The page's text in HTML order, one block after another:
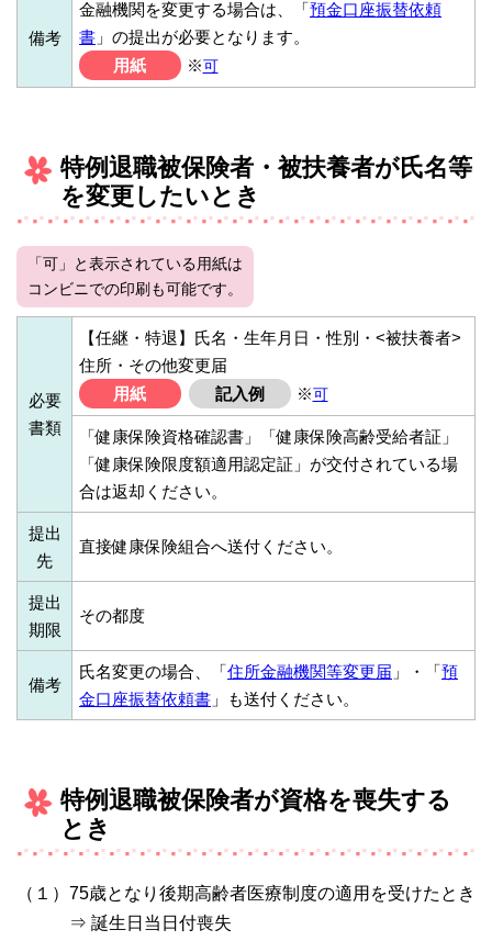
備考
金融機関を変更する場合は、「預金口座振替依頼
書 」の提出が必要となります。
用紙
※可
特例退職被保険者・被扶養者が氏名等
を変更したいとき
「可」と表示されている用紙は
コンビニでの印刷も可能です。
必要
書類
【任継・特退】氏名・生年月日・性別・<被扶養者>
住所・その他変更届
用紙
記入例 ※可
「健康保険資格確認書」「健康保険高齢受給者証」
「健康保険限度額適用認定証」が交付されている場
合は返却ください。
提出
先
直接健康保険組合へ送付ください。
提出
期限
その都度
備考
氏名変更の場合、「住所金融機関等変更届 」・「預
金口座振替依頼書 」も送付ください。
特例退職被保険者が資格を喪失する
とき
（１）75歳となり後期高齢者医療制度の適用を受けたとき
⇒ 誕生日当日付喪失